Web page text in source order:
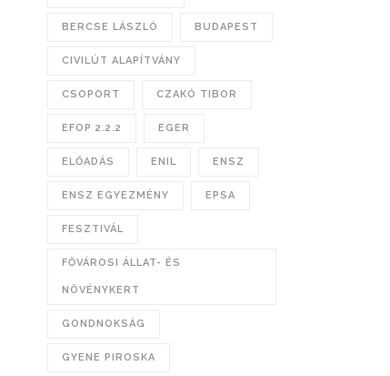
BERCSE LÁSZLÓ BUDAPEST
CIVILÚT ALAPÍTVÁNY
CSOPORT CZAKÓ TIBOR
EFOP 2.2.2 EGER
ELŐADÁS ENIL ENSZ
ENSZ EGYEZMÉNY EPSA
FESZTIVÁL
FŐVÁROSI ÁLLAT- ÉS
NÖVÉNYKERT
GONDNOKSÁG
GYENE PIROSKA